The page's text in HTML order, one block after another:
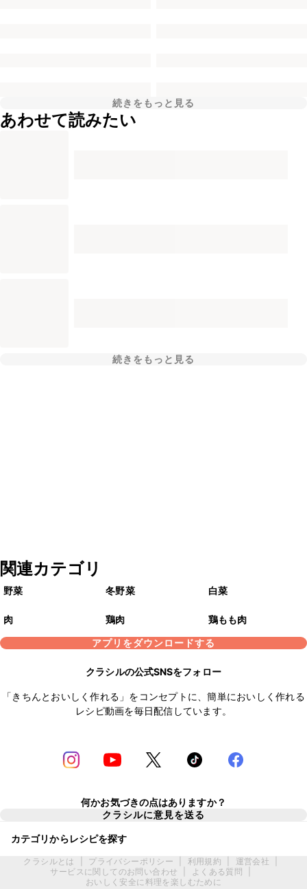
続きをもっと見る
あわせて読みたい
続きをもっと見る
関連カテゴリ
野菜 冬野菜 白菜
肉 鶏肉
鶏もも肉
アプリをダウンロードする
クラシルの公式SNSをフォロー
「きちんとおいしく作れる」をコンセプトに、簡単においしく作れる
レシピ動画を毎日配信しています。
何かお気づきの点はありますか？
クラシルに意見を送る
カテゴリからレシピを探す
クラシルとは プライバシーポリシー 利用規約 運営会社
サービスに関してのお問い合わせ
よくある質問
おいしく安全に料理を楽しむために